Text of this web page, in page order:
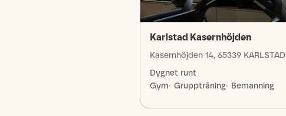
Karlstad Kasernhöjden
Kasernhöjden 14, 65339 KARLSTAD
Dygnet runt
Gym Gruppträning Bemanning